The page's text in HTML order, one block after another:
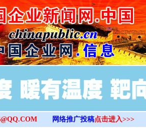
>
网络推广投稿点击进入>>>